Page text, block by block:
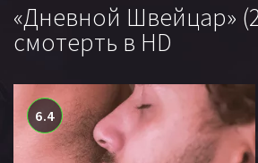
«Дневной Швейцар»
смотерть в HD
6.4